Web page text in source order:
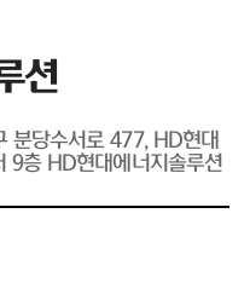
션
분당수서로 477, HD현대
9층 HD현대에너지솔루션